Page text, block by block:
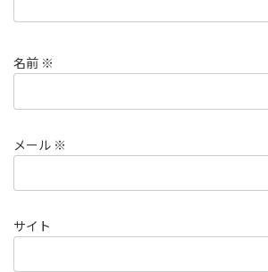
名前 ※
メール ※
サイト